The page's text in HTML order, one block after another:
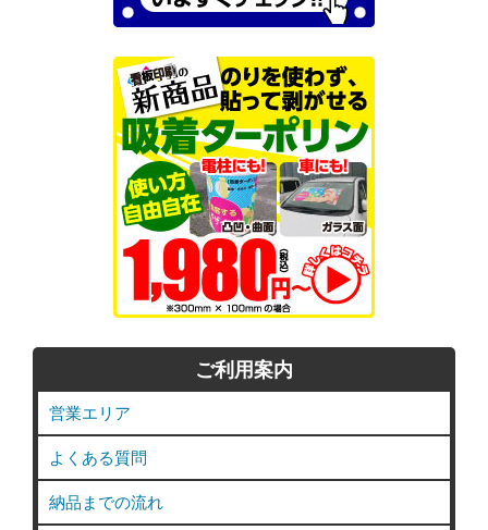
ご利用案内
営業エリア
よくある質問
納品までの流れ